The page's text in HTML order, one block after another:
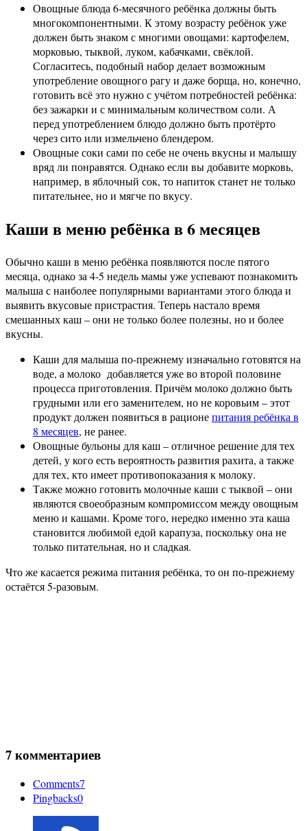
Овощные блюда 6-месячного ребёнка должны быть
многокомпонентными. К этому возрасту ребёнок уже
должен быть знаком с многими овощами: картофелем,
морковью, тыквой, луком, кабачками, свёклой.
Согласитесь, подобный набор делает возможным
употребление овощного рагу и даже борща, но, конечно,
готовить всё это нужно с учётом потребностей ребёнка:
без зажарки и с минимальным количеством соли. А
перед употреблением блюдо должно быть протёрто
через сито или измельчено блендером.
Овощные соки сами по себе не очень вкусны и малышу
вряд ли понравятся. Однако если вы добавите морковь,
например, в яблочный сок, то напиток станет не только
питательнее, но и мягче по вкусу.
Каши в меню ребёнка в 6 месяцев
Обычно каши в меню ребёнка появляются после пятого
месяца, однако за 4-5 недель мамы уже успевают познакомить
малыша с наиболее популярными вариантами этого блюда и
выявить вкусовые пристрастия. Теперь настало время
смешанных каш – они не только более полезны, но и более
вкусны.
Каши для малыша по-прежнему изначально готовятся на
воде, а молоко добавляется уже во второй половине
процесса приготовления. Причём молоко должно быть
грудными или его заменителем, но не коровьим – этот
продукт должен появиться в рационепитания ребёнка в
8 месяцев, не ранее.
Овощные бульоны для каш – отличное решение для тех
детей, у кого есть вероятность развития рахита, а также
для тех, кто имеет противопоказания к молоку.
Также можно готовить молочные каши с тыквой – они
являются своеобразным компромиссом между овощным
меню и кашами. Кроме того, нередко именно эта каша
становится любимой едой карапуза, поскольку она не
только питательная, но и сладкая.
Что же касается режима питания ребёнка, то он по-прежнему
остаётся 5-разовым.
7 комментариев
Comments7
Pingbacks0